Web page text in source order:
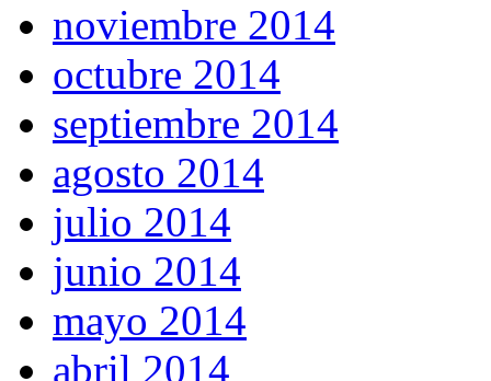
noviembre 2014
octubre 2014
septiembre 2014
agosto 2014
julio 2014
junio 2014
mayo 2014
abril 2014